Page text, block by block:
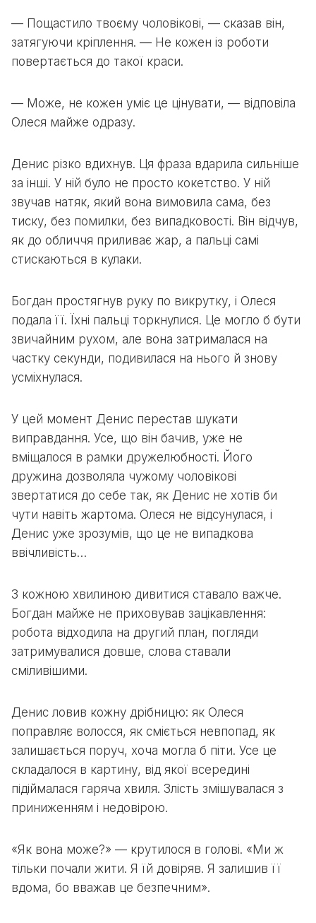
— Пощастило твоєму чоловікові, — сказав він,
затягуючи кріплення. — Не кожен із роботи
повертається до такої краси.
— Може, не кожен уміє це цінувати, — відповіла
Олеся майже одразу.
Денис різко вдихнув. Ця фраза вдарила сильніше
за інші. У ній було не просто кокетство. У ній
звучав натяк, який вона вимовила сама, без
тиску, без помилки, без випадковості. Він відчув,
як до обличчя приливає жар, а пальці самі
стискаються в кулаки.
Богдан простягнув руку по викрутку, і Олеся
подала її. Їхні пальці торкнулися. Це могло б бути
звичайним рухом, але вона затрималася на
частку секунди, подивилася на нього й знову
усміхнулася.
У цей момент Денис перестав шукати
виправдання. Усе, що він бачив, уже не
вміщалося в рамки дружелюбності. Його
дружина дозволяла чужому чоловікові
звертатися до себе так, як Денис не хотів би
чути навіть жартома. Олеся не відсунулася, і
Денис уже зрозумів, що це не випадкова
ввічливість…
З кожною хвилиною дивитися ставало важче.
Богдан майже не приховував зацікавлення:
робота відходила на другий план, погляди
затримувалися довше, слова ставали
сміливішими.
Денис ловив кожну дрібницю: як Олеся
поправляє волосся, як сміється невпопад, як
залишається поруч, хоча могла б піти. Усе це
складалося в картину, від якої всередині
підіймалася гаряча хвиля. Злість змішувалася з
приниженням і недовірою.
«Як вона може?» — крутилося в голові. «Ми ж
тільки почали жити. Я їй довіряв. Я залишив її
вдома, бо вважав це безпечним».